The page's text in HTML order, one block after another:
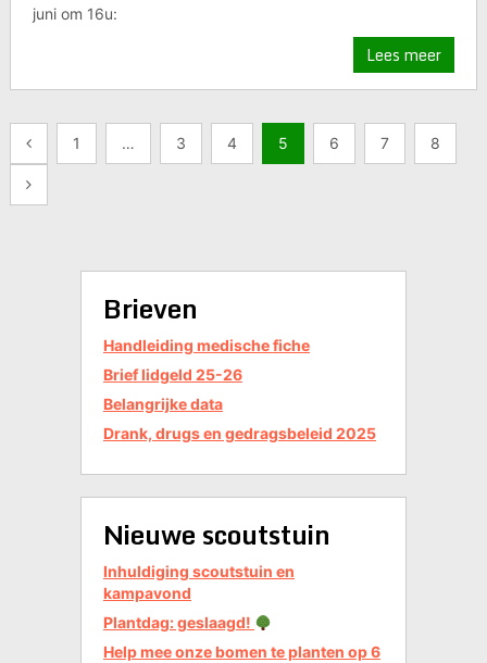
juni om 16u:
Lees meer
Berichten
paginering
1 … 3 4 5 6 7 8
Brieven
Handleiding medische fiche
Brief lidgeld 25-26
Belangrijke data
Drank, drugs en gedragsbeleid 2025
Nieuwe scoutstuin
Inhuldiging scoutstuin en
kampavond
Plantdag: geslaagd!
Help mee onze bomen te planten op 6